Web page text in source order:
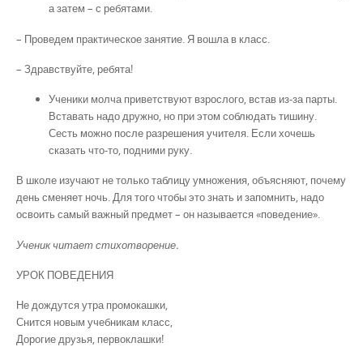
а затем – с ребятами.
– Проведем практическое занятие. Я вошла в класс.
– Здравствуйте, ребята!
Ученики молча приветствуют взрослого, встав из-за парты.
Вставать надо дружно, но при этом соблюдать тишину.
Сесть можно после разрешения учителя. Если хочешь
сказать что-то, подними руку.
В школе изучают не только таблицу умножения, объясняют, почему
день сменяет ночь. Для того чтобы это знать и запомнить, надо
освоить самый важный предмет – он называется «поведение».
Ученик читает стихотворение.
УРОК ПОВЕДЕНИЯ
Не дождутся утра промокашки,
Снится новым учебникам класс,
Дорогие друзья, первоклашки!